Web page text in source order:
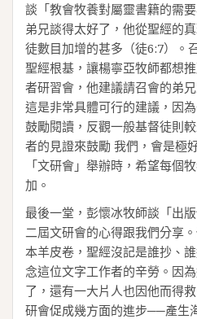
談「教會牧養對屬靈書籍的需
弟兄談得太好了，他從聖經的
徒數目加增的甚多（徒6:7）。
聖經根基，讓楊寧亞牧師都想
者研習會，他建議請召會的弟
這是非常具體可行的建議，因
鼓勵閱讀，反觀一般基督徒則
者的見證來鼓勵 我們，會是極
「文研會」舉辦時，希望每個
加。
最後一堂，彭懷冰牧師談「出
二屆文研會的心得跟我們分享
本羊皮卷，聖經沒記是誰抄、
念這位文字工作者的辛勞。因
了，還有一大片人也因他而得
研會促成幾方面的進步──產生